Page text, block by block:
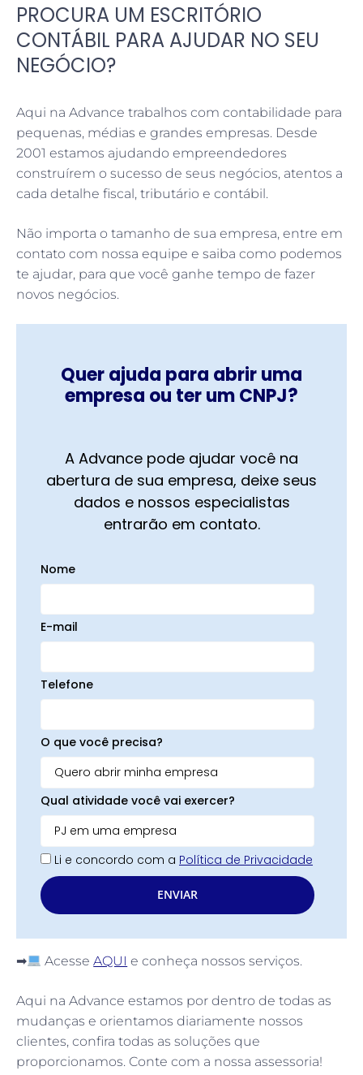
PROCURA UM ESCRITÓRIO
CONTÁBIL PARA AJUDAR NO SEU
NEGÓCIO?
Aqui na Advance trabalhos com contabilidade para
pequenas, médias e grandes empresas. Desde
2001 estamos ajudando empreendedores
construírem o sucesso de seus negócios, atentos a
cada detalhe fiscal, tributário e contábil.
Não importa o tamanho de sua empresa, entre em
contato com nossa equipe e saiba como podemos
te ajudar, para que você ganhe tempo de fazer
novos negócios.
Quer ajuda para abrir uma
empresa ou ter um CNPJ?
A Advance pode ajudar você na
abertura de sua empresa, deixe seus
dados e nossos especialistas
entrarão em contato.
Nome
E-mail
Telefone
O que você precisa?
Qual atividade você vai exercer?
Li e concordo com a Política de Privacidade
ENVIAR
➡ AcesseAQUI e conheça nossos serviços.
Aqui na Advance estamos por dentro de todas as
mudanças e orientamos diariamente nossos
clientes, confira todas as soluções que
proporcionamos. Conte com a nossa assessoria!